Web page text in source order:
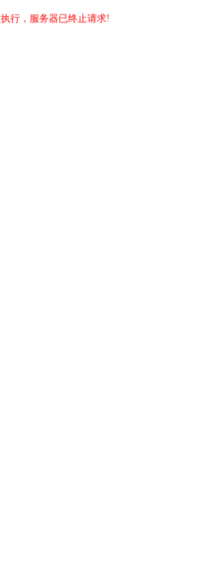
行，服务器已终止请求!